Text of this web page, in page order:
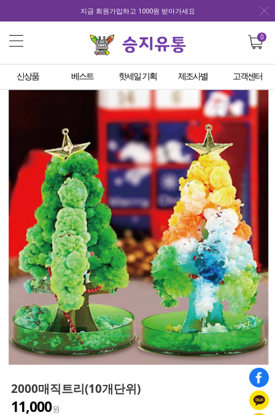
지금 회원가입하고 1000원 받아가세요
0
신상품 베스트 핫세일 기획 제조사별 고객센터
2000매직트리(10개단위)
11,000원